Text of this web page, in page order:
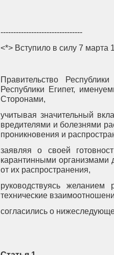
--------------------------------
<*> Вступило в силу 7 марта
Правительство
Республики Египет,
Сторонами,
учитывая значительный
вредителями и болезнями
проникновения и
заявляя о своей
карантинными организмами
от их распространения,
руководствуясь желанием
технические
согласились о